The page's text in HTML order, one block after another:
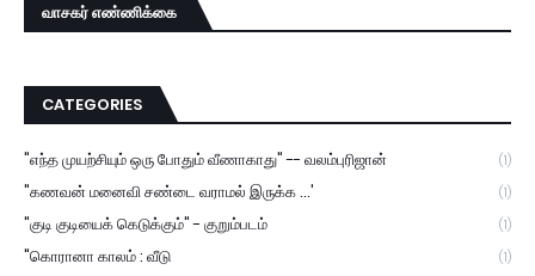
வாசகர் எண்ணிக்கை
CATEGORIES
"எந்த முயற்சியும் ஒரு போதும் வீணாகாது" -- வலம்புரிஜான் (1)
"கணவன் மனைவி சண்டை வராமல் இருக்க ...' (1)
"குடி குடியைக் கெடுக்கும்" - குறும்படம் (1)
"கொரானா காலம் : வீடு (1)